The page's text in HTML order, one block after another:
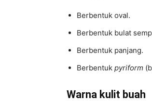
Berbentuk oval.
Berbentuk bulat
Berbentuk panjang.
Berbentuk pyriform
Warna kulit buah